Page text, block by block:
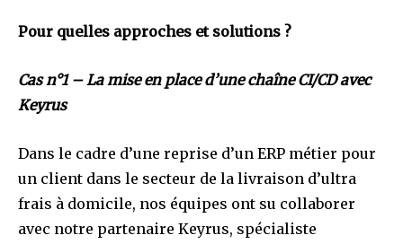
Pour quelles approches et solutions ?
Cas n°1 – La mise en place d’une chaîne CI/CD avec
Keyrus
Dans le cadre d’une reprise d’un ERP métier pour
un client dans le secteur de la livraison d’ultra
frais à domicile, nos équipes ont su collaborer
avec notre partenaire Keyrus, spécialiste